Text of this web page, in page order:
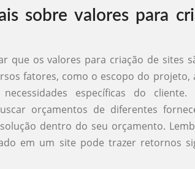
sobre valores para
que os valores para criação de sites
fatores, como o escopo do projeto,
específicas do cliente.
orçamentos de diferentes
dentro do seu orçamento.
em um site pode trazer retornos